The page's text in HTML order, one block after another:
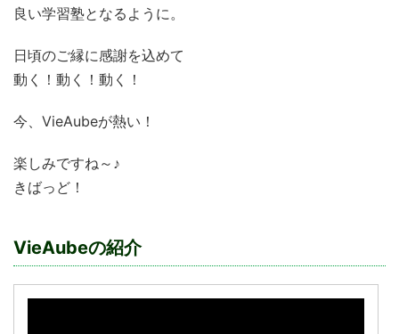
良い学習塾となるように。
日頃のご縁に感謝を込めて
動く！動く！動く！
今、VieAubeが熱い！
楽しみですね～♪
きばっど！
VieAubeの紹介